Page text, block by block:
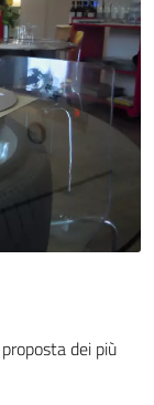
dei più